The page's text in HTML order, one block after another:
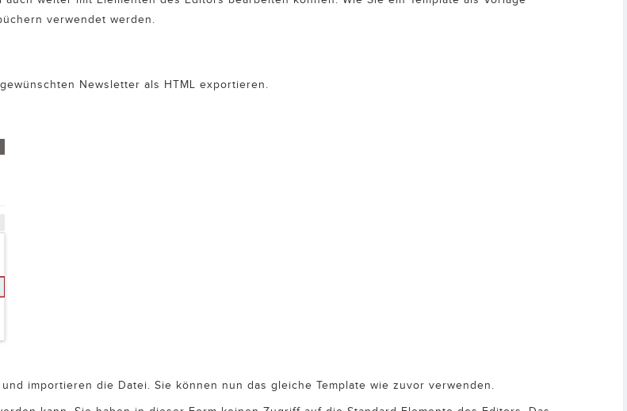
verwendet werden.
Newsletter als HTML exportieren.
importieren die Datei. Sie können nun das gleiche Template wie zuvor verwenden.